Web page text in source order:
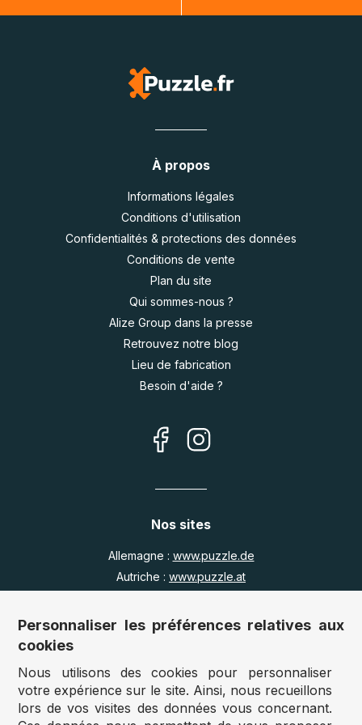
À propos
Informations légales
Conditions d'utilisation
Confidentialités & protections des données
Conditions de vente
Plan du site
Qui sommes-nous ?
Alize Group dans la presse
Retrouvez notre blog
Lieu de fabrication
Besoin d'aide ?
Nos sites
Allemagne : www.puzzle.de
Autriche : www.puzzle.at
Royaume Uni :
www.jigsawpuzzle.co.uk
Accès revendeurs / détaillants
Vous avez un magasin ?
Personnaliser les préférences relatives aux
cookies
Nous utilisons des cookies pour personnaliser
votre expérience sur le site. Ainsi, nous recueillons
lors de vos visites des données vous concernant.